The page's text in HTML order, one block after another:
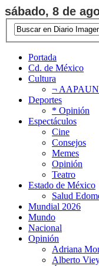
sábado, 8 de
Portada
Cd. de México
Cultura
¬
Deportes
* Opinión
Espectáculos
Cine
Consejos
Memes
Opinión
Teatro
Estado de México
Salud
Mundial 2026
Mundo
Nacional
Opinión
Adriana
Alberto